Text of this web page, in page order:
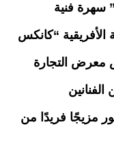
سهرة فنية
الأفريقية “كانكس
هامش معرض التجارة
الفنانين
مزيجًا فريدًا من